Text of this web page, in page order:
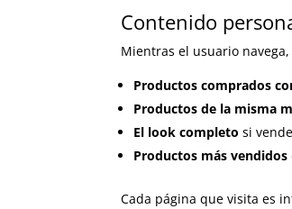
Contenido
Mientras el usuario
Productos comprados
Productos de la misma
El look completo si
Productos más vendidos
Cada página que visita es